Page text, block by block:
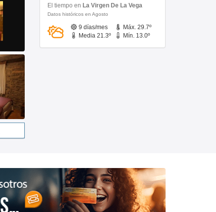
El tiempo en La Virgen De La Vega
Datos históricos en Agosto
9 días/mes
Máx. 29.7º
Media 21.3º
Mín. 13.0º